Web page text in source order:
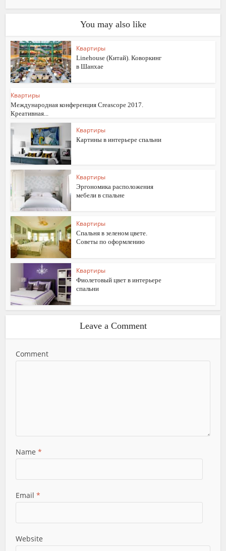
You may also like
Квартиры
Linehouse (Китай). Коворкинг
в Шанхае
Квартиры
Международная конференция Creascope 2017.
Креативная...
Квартиры
Картины в интерьере спальни
Квартиры
Эргономика расположения
мебели в спальне
Квартиры
Спальня в зеленом цвете.
Советы по оформлению
Квартиры
Фиолетовый цвет в интерьере
спальни
Leave a Comment
Comment
Name *
Email *
Website